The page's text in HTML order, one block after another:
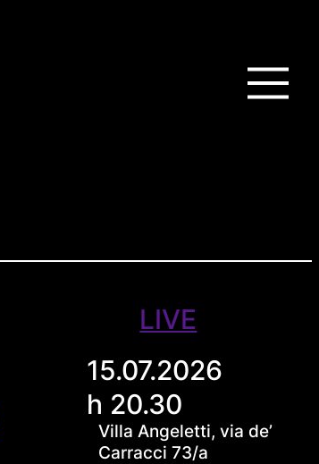
LIVE
15.07.2026
h 20.30
Villa Angeletti, via de’
Carracci 73/a